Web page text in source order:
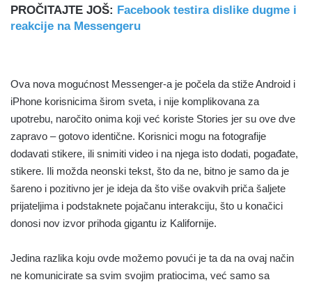
PROČITAJTE JOŠ: Facebook testira dislike dugme i
reakcije na Messengeru
Ova nova mogućnost Messenger-a je počela da stiže Android i
iPhone korisnicima širom sveta, i nije komplikovana za
upotrebu, naročito onima koji već koriste Stories jer su ove dve
zapravo – gotovo identične. Korisnici mogu na fotografije
dodavati stikere, ili snimiti video i na njega isto dodati, pogađate,
stikere. Ili možda neonski tekst, što da ne, bitno je samo da je
šareno i pozitivno jer je ideja da što više ovakvih priča šaljete
prijateljima i podstaknete pojačanu interakciju, što u konačici
donosi nov izvor prihoda gigantu iz Kalifornije.
Jedina razlika koju ovde možemo povući je ta da na ovaj način
ne komunicirate sa svim svojim pratiocima, već samo sa